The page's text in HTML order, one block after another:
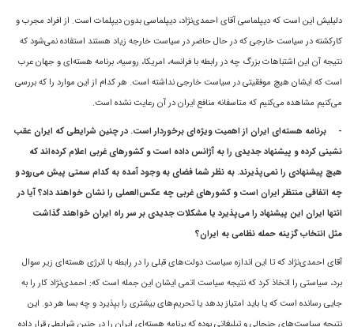
دليليش اين است که ديپلماسى آقای احمدى‌نژاد، ديپلماسى بدون ديپلمات است. از افراد مجرب و
کارکشته در سياست خارجى که در حال حاضر در سياست خارجه زياد هستند استفاده نمى‌شود که
نتيجه آن اين اشتباهات بزرگ چه در رابطه با فرانسه، امريکا، روسيه، برنامه هسته‌اى و جهان عرب
است که ايشان هیچ موفقيتى در سیاست خارجی نداشته است. هر کدام از اين موارد را که بررسی
مى‌کنيم مشاهده مى‌کنيم که متاسفانه منافع ايران در آن رعايت نشده است.
- برنامه هسته‌اى ايران از اهميت ويژه‌اى برخوردار است. در چنين شرايطى که ايران عقب
نشينى کرده و پيشنهاد جديدى را به آژانس داده است و کشور‌هاى غربى اعلام کرده‌اند که
هيچ پيشنهادى را نمى‌پذيرند. به نظر شما فضاى به وجود آمده به کدام سمتى پيش مى‌رود و
چه اتفاقى منتظر ايران است و کشور‌هاى غربى چه عکس‌العملى را نشان خواهند داد؟ آيا در
انتها ايران این پيشنهاد را مى‌پذيرد يا مشکلات جديدى بر سر راه ايران خواهند گذاشت
مثل انتخاب گزينه حمله نظامى به ايران؟
آقای احمدی‌نژاد که تا اين اندازه سياست دولت‌های قبلى را در رابطه با انرژى هسته‌اى زير سوال
برد، سياستى را اتخاذ کرد که نتيجه سياست اتمى ايشان اين جمله است که: احمدی‌نژاد کار را به
جايى رسانده است که يا بايد امتياز بدهد يا تحريم‌هاى بيشترى را بپذیرد و چه بسا هر دو. اين
نتيجه سياست‌هاى جنجالى و تبليغاتى بوده که برنامه هسته‌اى ايران را در چنين شرايطى قرار داده